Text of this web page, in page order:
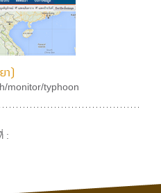
า)
monitor/typhoon
: